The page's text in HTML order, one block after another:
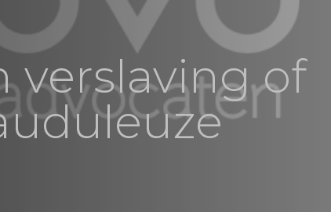
verslaving of